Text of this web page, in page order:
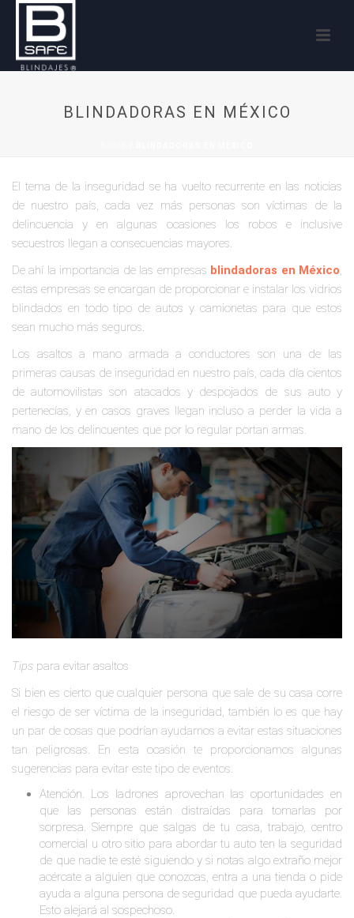
BLINDADORAS EN MÉXICO
El tema de la inseguridad se ha vuelto recurrente en las noticias
de nuestro país, cada vez más personas son víctimas de la
delincuencia y en algunas ocasiones los robos e inclusive
secuestros llegan a consecuencias mayores.
De ahí la importancia de las empresas blindadoras en México,
estas empresas se encargan de proporcionar e instalar los vidrios
blindados en todo tipo de autos y camionetas para que estos
sean mucho más seguros.
Los asaltos a mano armada a conductores son una de las
primeras causas de inseguridad en nuestro país, cada día cientos
de automovilistas son atacados y despojados de sus auto y
pertenecías, y en casos graves llegan incluso a perder la vida a
mano de los delincuentes que por lo regular portan armas.
Tips para evitar asaltos
Si bien es cierto que cualquier persona que sale de su casa corre
el riesgo de ser víctima de la inseguridad, también lo es que hay
un par de cosas que podrían ayudarnos a evitar estas situaciones
tan peligrosas. En esta ocasión te proporcionamos algunas
sugerencias para evitar este tipo de eventos.
Atención. Los ladrones aprovechan las oportunidades en
que las personas están distraídas para tomarlas por
sorpresa. Siempre que salgas de tu casa, trabajo, centro
comercial u otro sitio para abordar tu auto ten la seguridad
de que nadie te esté siguiendo y si notas algo extraño mejor
acércate a alguien que conozcas, entra a una tienda o pide
ayuda a alguna persona de seguridad que pueda ayudarte.
Esto alejará al sospechoso.